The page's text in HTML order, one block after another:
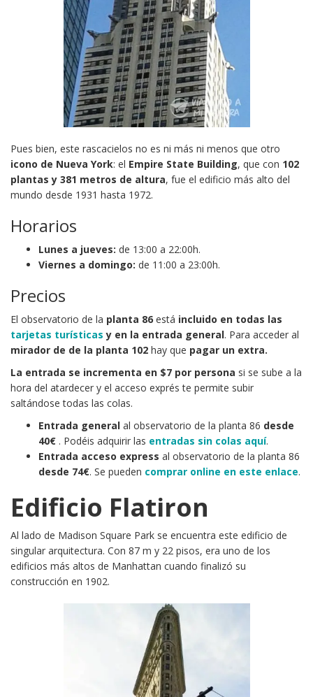
Pues bien, este rascacielos no es ni más ni menos que otro
icono de Nueva York: el Empire State Building, que con 102
plantas y 381 metros de altura, fue el edificio más alto del
mundo desde 1931 hasta 1972.
Horarios
Lunes a jueves: de 13:00 a 22:00h.
Viernes a domingo: de 11:00 a 23:00h.
Precios
El observatorio de la planta 86 está incluido en todas las
tarjetas turísticas y en la entrada general. Para acceder al
mirador de de la planta 102 hay que pagar un extra.
La entrada se incrementa en $7 por persona si se sube a la
hora del atardecer y el acceso exprés te permite subir
saltándose todas las colas.
Entrada general al observatorio de la planta 86 desde
40€ . Podéis adquirir las entradas sin colas aquí.
Entrada acceso express al observatorio de la planta 86
desde 74€. Se pueden comprar online en este enlace.
Edificio Flatiron
Al lado de Madison Square Park se encuentra este edificio de
singular arquitectura. Con 87 m y 22 pisos, era uno de los
edificios más altos de Manhattan cuando finalizó su
construcción en 1902.